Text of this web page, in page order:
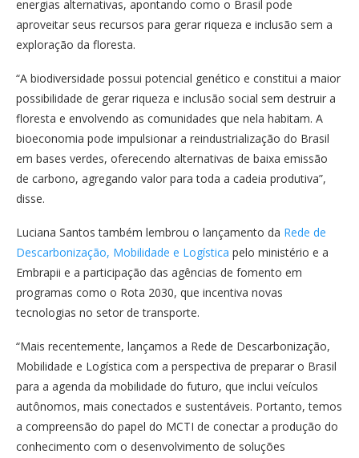
energias alternativas, apontando como o Brasil pode
aproveitar seus recursos para gerar riqueza e inclusão sem a
exploração da floresta.
“A biodiversidade possui potencial genético e constitui a maior
possibilidade de gerar riqueza e inclusão social sem destruir a
floresta e envolvendo as comunidades que nela habitam. A
bioeconomia pode impulsionar a reindustrialização do Brasil
em bases verdes, oferecendo alternativas de baixa emissão
de carbono, agregando valor para toda a cadeia produtiva”,
disse.
Luciana Santos também lembrou o lançamento da Rede de
Descarbonização, Mobilidade e Logística pelo ministério e a
Embrapii e a participação das agências de fomento em
programas como o Rota 2030, que incentiva novas
tecnologias no setor de transporte.
“Mais recentemente, lançamos a Rede de Descarbonização,
Mobilidade e Logística com a perspectiva de preparar o Brasil
para a agenda da mobilidade do futuro, que inclui veículos
autônomos, mais conectados e sustentáveis. Portanto, temos
a compreensão do papel do MCTI de conectar a produção do
conhecimento com o desenvolvimento de soluções